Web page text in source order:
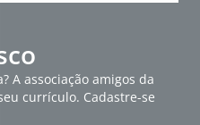
A associação amigos da
currículo. Cadastre-se